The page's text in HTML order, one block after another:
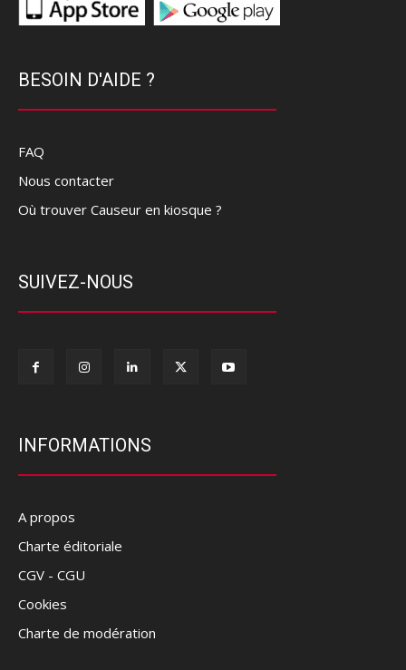
BESOIN D'AIDE ?
FAQ
Nous contacter
Où trouver Causeur en kiosque ?
SUIVEZ-NOUS
INFORMATIONS
A propos
Charte éditoriale
CGV - CGU
Cookies
Charte de modération